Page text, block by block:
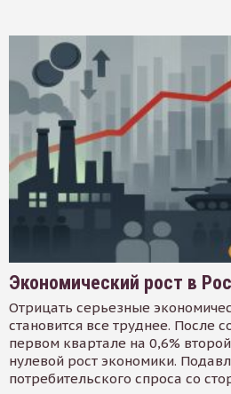
Экономический рост в
Отрицать серьезные
становится все труднее. После
первом квартале на 0,6%
нулевой рост экономики.
потребительского спроса со